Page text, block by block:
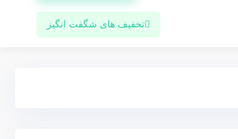
تخفیف های شگفت انگیز